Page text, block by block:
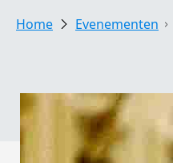
Evenementen